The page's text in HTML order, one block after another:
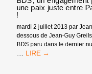
une paix juste entre
!
mardi 2 juillet 2013 par
dessous de Jean-Guy
BDS paru dans le dernier
BDS,